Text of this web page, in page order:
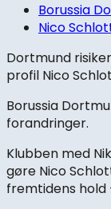
Borussia
Nico
Dortmund
profil Nico
Borussia
forandringer.
Klubben med
gøre Nico
fremtidens hold